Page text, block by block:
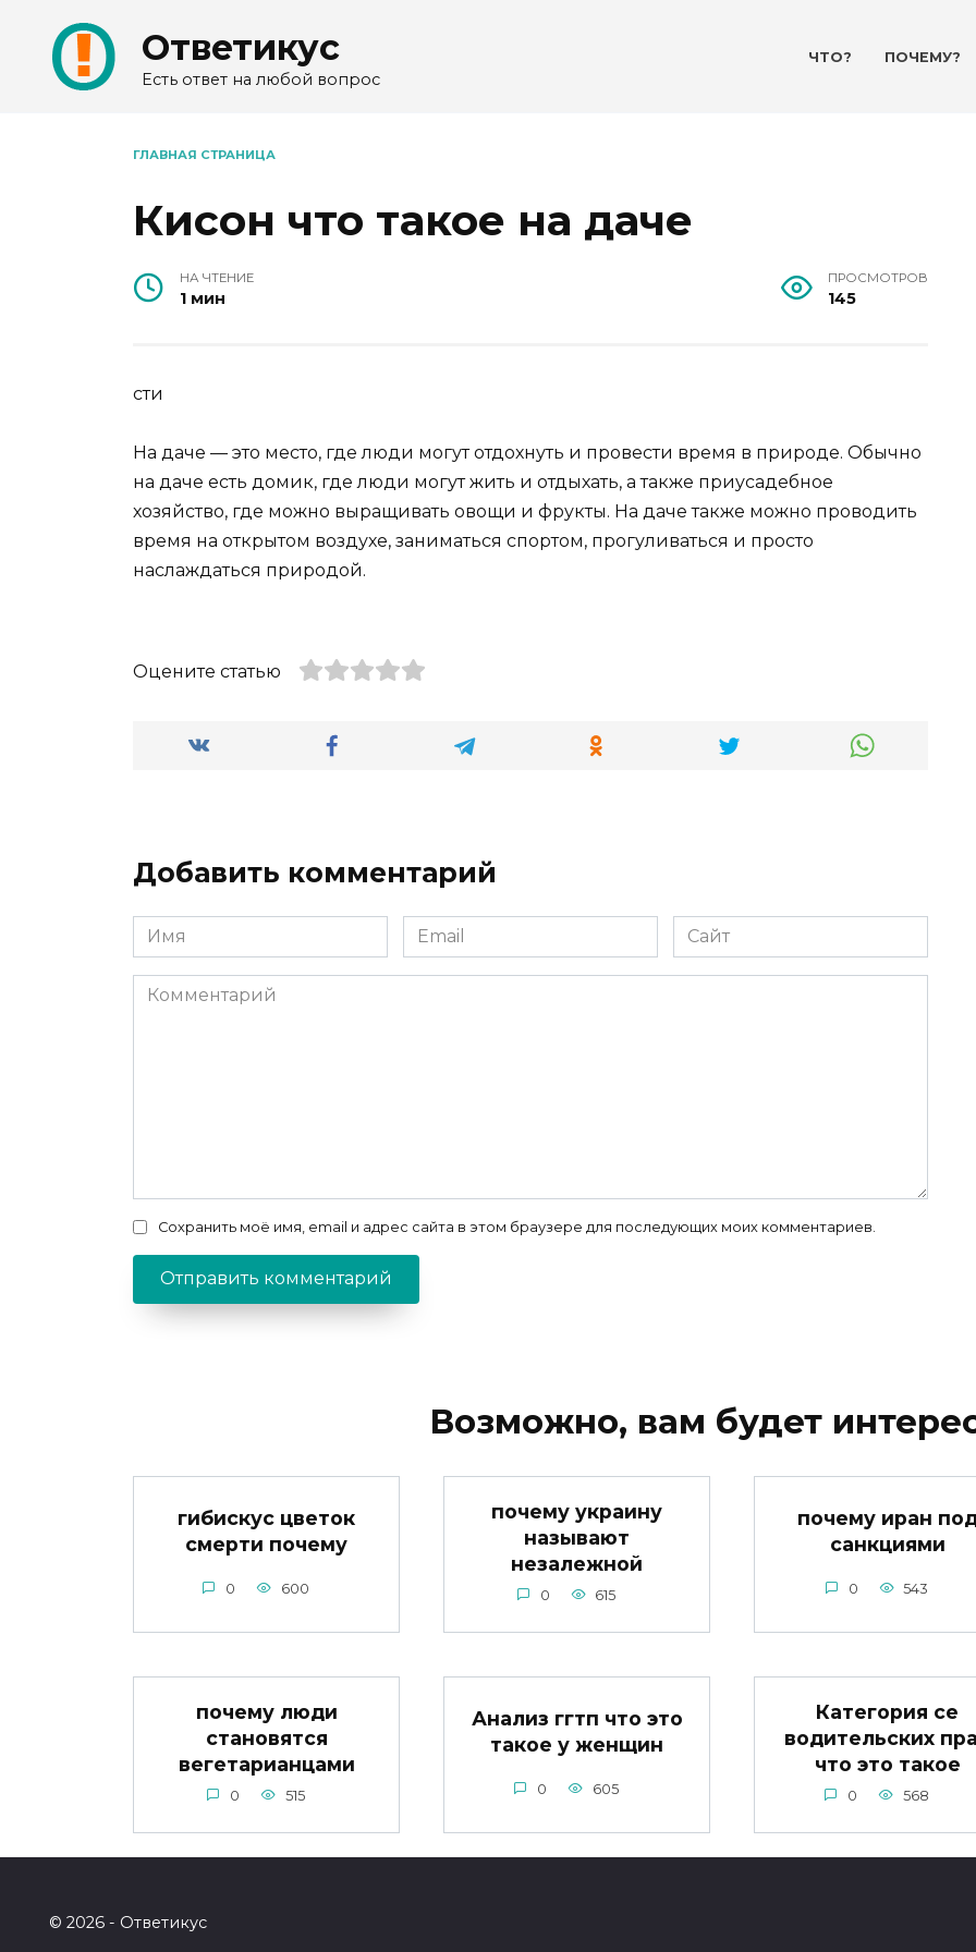
содержанию
Ответикус
Есть ответ на любой вопрос
ЧТО? ПОЧЕМУ?
ГЛАВНАЯ СТРАНИЦА
Кисон что такое на даче
НА ЧТЕНИЕ
1 мин
ПРОСМОТРОВ
145
сти
На даче — это место, где люди могут отдохнуть и провести время в природе. Обычно
на даче есть домик, где люди могут жить и отдыхать, а также приусадебное
хозяйство, где можно выращивать овощи и фрукты. На даче также можно проводить
время на открытом воздухе, заниматься спортом, прогуливаться и просто
наслаждаться природой.
Оцените статью
Добавить комментарий
Имя
*
Email
*
Сайт
Комментарий
Сохранить моё имя, email и адрес сайта в этом браузере для последующих моих комментариев.
Возможно, вам будет
гибискус цветок
смерти почему
0 600
почему украину
называют
незалежной
0 615
почему иран
санкциями
0 543
почему люди
становятся
вегетарианцами
0 515
Анализ ггтп что это
такое у женщин
0 605
Категория се
водительских
что это такое
0 568
© 2026 - Ответикус